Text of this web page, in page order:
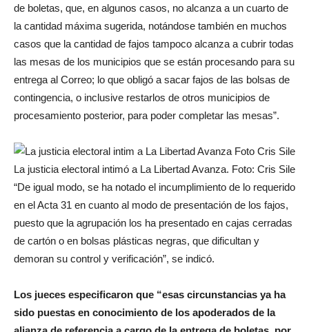
de boletas, que, en algunos casos, no alcanza a un cuarto de
la cantidad máxima sugerida, notándose también en muchos
casos que la cantidad de fajos tampoco alcanza a cubrir todas
las mesas de los municipios que se están procesando para su
entrega al Correo; lo que obligó a sacar fajos de las bolsas de
contingencia, o inclusive restarlos de otros municipios de
procesamiento posterior, para poder completar las mesas”.
La justicia electoral intimó a La Libertad Avanza. Foto: Cris Sile
“De igual modo, se ha notado el incumplimiento de lo requerido
en el Acta 31 en cuanto al modo de presentación de los fajos,
puesto que la agrupación los ha presentado en cajas cerradas
de cartón o en bolsas plásticas negras, que dificultan y
demoran su control y verificación”, se indicó.
Los jueces especificaron que “esas circunstancias ya ha
sido puestas en conocimiento de los apoderados de la